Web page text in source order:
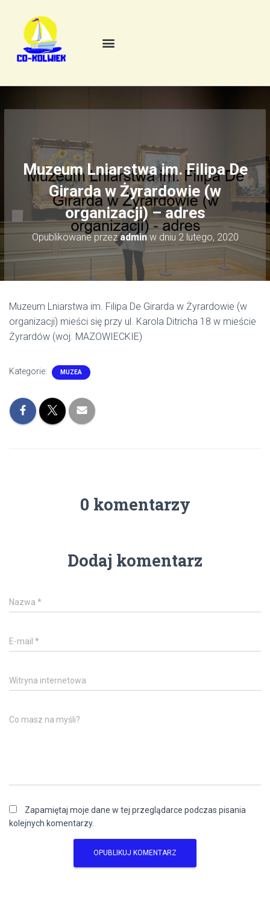
Muzeum Lniarstwa im. Filipa De
Girarda w Żyrardowie (w
organizacji) – adres
Opublikowane przezadminw dniu 2 lutego, 2020
Muzeum Lniarstwa im. Filipa De Girarda w Żyrardowie (w
organizacji) mieści się przy ul. Karola Ditricha 18 w mieście
Żyrardów (woj. MAZOWIECKIE)
Kategorie: MUZEA
0 komentarzy
Dodaj komentarz
Nazwa *
E-mail *
Witryna internetowa
Co masz na myśli?
Zapamiętaj moje dane w tej przeglądarce podczas pisania
kolejnych komentarzy.